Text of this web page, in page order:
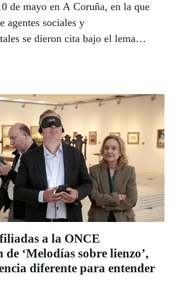
de mayo en A Coruña, en la que
agentes sociales y
se dieron cita bajo el lema
a la ONCE
‘Melodías sobre lienzo’,
diferente para entender